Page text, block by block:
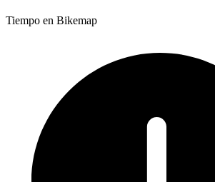
Tiempo en Bikemap